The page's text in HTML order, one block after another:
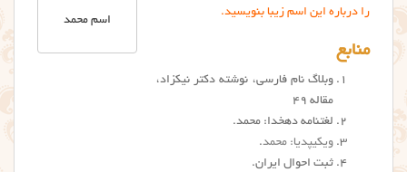
اسم محمد
را درباره این اسم زیبا بنویسید.
منابع
وبلاگ نام فارسی، نوشته دکتر نیکزاد،
مقاله ۴۹
لغتنامه دهخدا: محمد.
ویکیپدیا: محمد.
ثبت احوال ایران.